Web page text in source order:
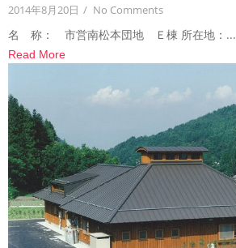
2014年8月20日 / No Comments
名 称： 市営南松本団地 Ｅ棟 所在地：...
Read More